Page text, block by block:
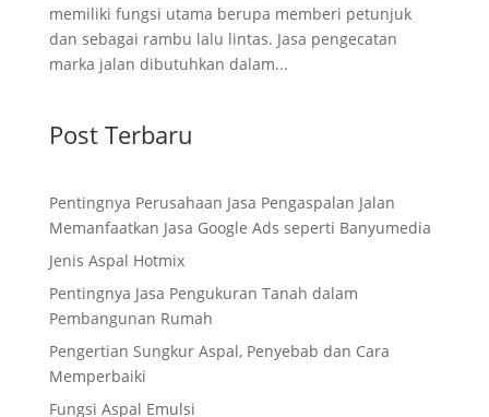
memiliki fungsi utama berupa memberi petunjuk
dan sebagai rambu lalu lintas. Jasa pengecatan
marka jalan dibutuhkan dalam...
Post Terbaru
Pentingnya Perusahaan Jasa Pengaspalan Jalan
Memanfaatkan Jasa Google Ads seperti Banyumedia
Jenis Aspal Hotmix
Pentingnya Jasa Pengukuran Tanah dalam
Pembangunan Rumah
Pengertian Sungkur Aspal, Penyebab dan Cara
Memperbaiki
Fungsi Aspal Emulsi